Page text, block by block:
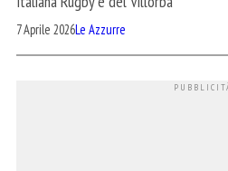
7 Aprile 2026Le Azzurre